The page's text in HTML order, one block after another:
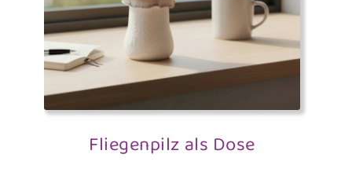
Fliegenpilz als Dose